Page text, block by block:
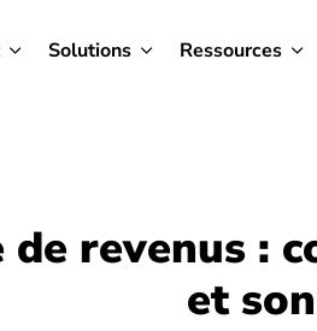
Solutions Ressources
de revenus :
et